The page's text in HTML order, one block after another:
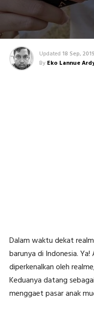
Updated 18 Sep,
By Eko Lannue
Dalam waktu dekat
barunya di Indonesia.
diperkenalkan oleh
Keduanya datang
menggaet pasar anak